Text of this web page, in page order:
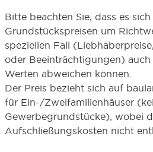
Bitte beachten Sie, dass es
Grundstückspreisen um
speziellen Fall
oder Beeinträchtigungen)
Werten abweichen können.
Der Preis bezieht sich auf
für Ein-/Zweifamilienhäuser
Gewerbegrundstücke), wobei
Aufschließungskosten nicht